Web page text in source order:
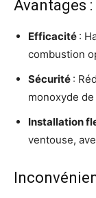
Avantages :
Efficacité :
combustion
Sécurité :
monoxyde
Installation
ventouse,